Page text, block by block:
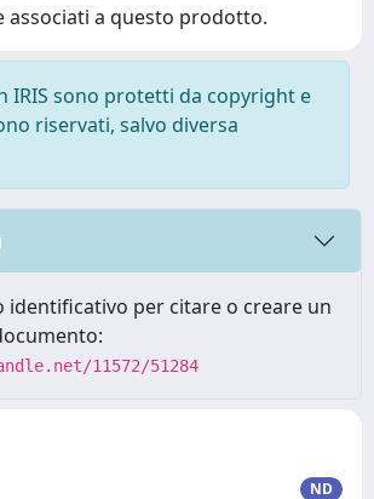
associati a questo prodotto.
IRIS sono protetti da copyright e
riservati, salvo diversa
identificativo per citare o creare un
11572/51284
ND